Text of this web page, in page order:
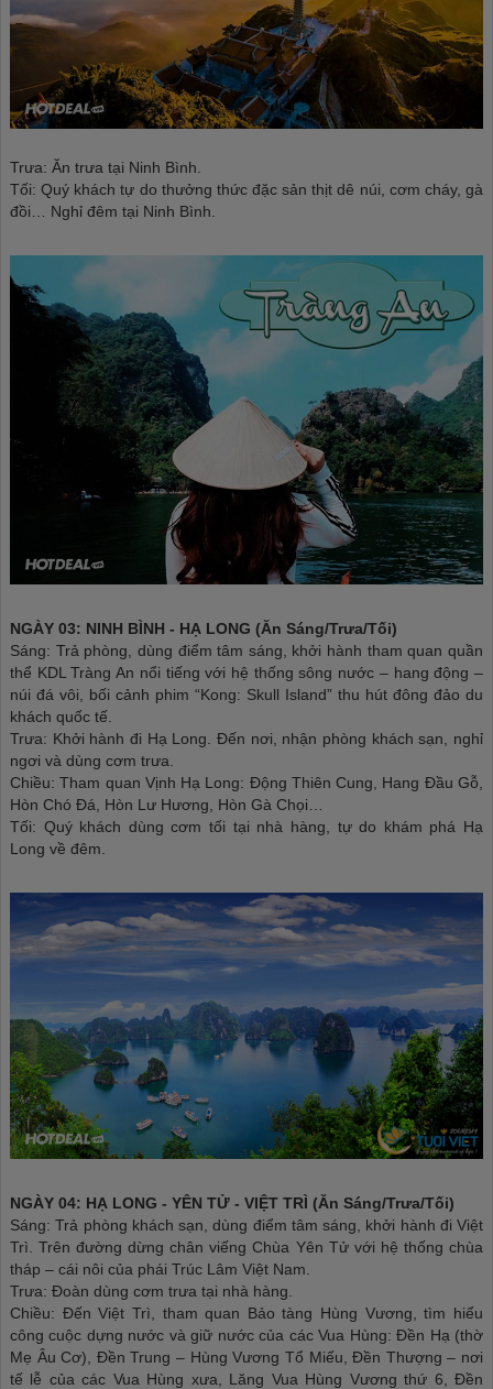
Trưa: Ăn trưa tại Ninh Bình.
Tối: Quý khách tự do thưởng thức đặc sản thịt dê núi, cơm cháy, gà
đồi… Nghỉ đêm tại Ninh Bình.
NGÀY 03: NINH BÌNH - HẠ LONG (Ăn Sáng/Trưa/Tối)
Sáng: Trả phòng, dùng điểm tâm sáng, khởi hành tham quan quần
thể KDL Tràng An nổi tiếng với hệ thống sông nước – hang động –
núi đá vôi, bối cảnh phim “Kong: Skull Island” thu hút đông đảo du
khách quốc tế.
Trưa: Khởi hành đi Hạ Long. Đến nơi, nhận phòng khách sạn, nghỉ
ngơi và dùng cơm trưa.
Chiều: Tham quan Vịnh Hạ Long: Động Thiên Cung, Hang Đầu Gỗ,
Hòn Chó Đá, Hòn Lư Hương, Hòn Gà Chọi…
Tối: Quý khách dùng cơm tối tại nhà hàng, tự do khám phá Hạ
Long về đêm.
NGÀY 04: HẠ LONG - YÊN TỬ - VIỆT TRÌ (Ăn Sáng/Trưa/Tối)
Sáng: Trả phòng khách sạn, dùng điểm tâm sáng, khởi hành đi Việt
Trì. Trên đường dừng chân viếng Chùa Yên Tử với hệ thống chùa
tháp – cái nôi của phái Trúc Lâm Việt Nam.
Trưa: Đoàn dùng cơm trưa tại nhà hàng.
Chiều: Đến Việt Trì, tham quan Bảo tàng Hùng Vương, tìm hiểu
công cuộc dựng nước và giữ nước của các Vua Hùng: Đền Hạ (thờ
Mẹ Âu Cơ), Đền Trung – Hùng Vương Tổ Miếu, Đền Thượng – nơi
tế lễ của các Vua Hùng xưa, Lăng Vua Hùng Vương thứ 6, Đền